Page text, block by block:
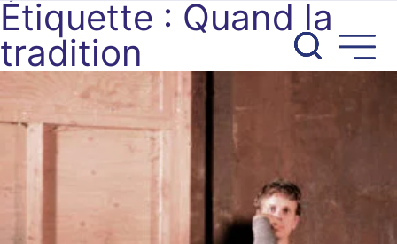
Aller
au
contenu
Étiquette : Quand la
tradition